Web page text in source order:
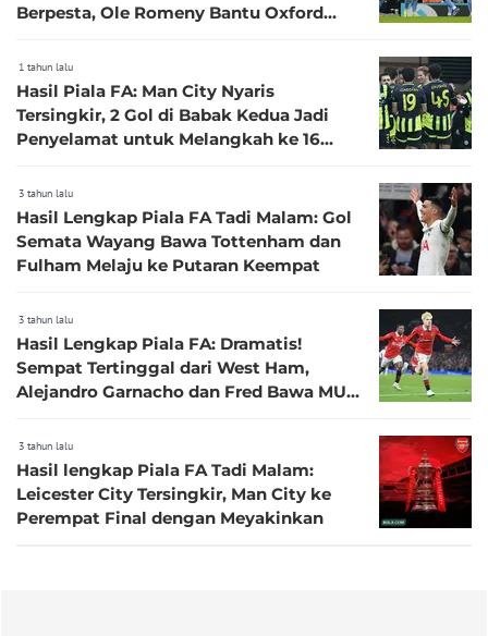
Berpesta, Ole Romeny Bantu Oxford
1 tahun lalu
Hasil Piala FA: Man City Nyaris
Tersingkir, 2 Gol di Babak Kedua Jadi
Penyelamat untuk Melangkah ke 16
3 tahun lalu
Hasil Lengkap Piala FA Tadi Malam: Gol
Semata Wayang Bawa Tottenham dan
Fulham Melaju ke Putaran Keempat
3 tahun lalu
Hasil Lengkap Piala FA: Dramatis!
Sempat Tertinggal dari West Ham,
Alejandro Garnacho dan Fred Bawa MU
3 tahun lalu
Hasil lengkap Piala FA Tadi Malam:
Leicester City Tersingkir, Man City ke
Perempat Final dengan Meyakinkan